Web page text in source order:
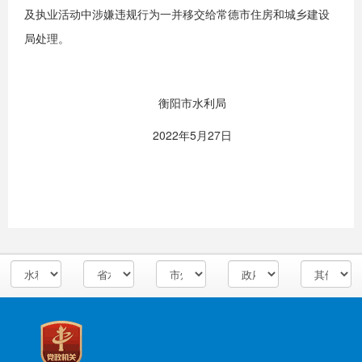
及执业活动中涉嫌违规行为一并移交给常德市住房和城乡建设
局处理。
衡阳市水利局
2022年5月27日